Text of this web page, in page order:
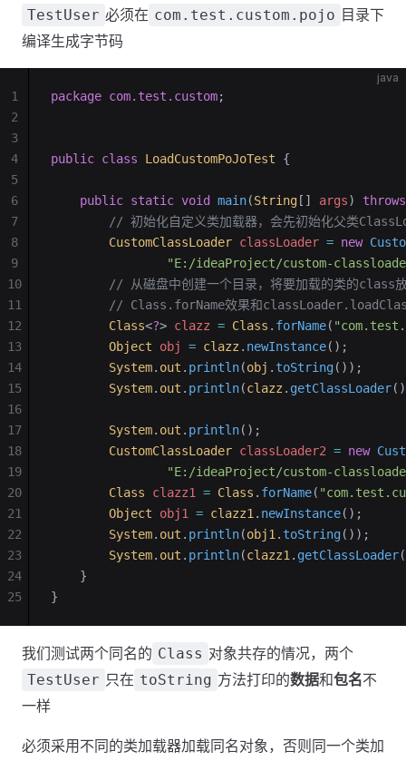
TestUser 必须在 com.test.custom.pojo 目录下
编译生成字节码
java
package com.test.custom;
public class LoadCustomPoJoTest {
    public
static void main(String [] args)
throws
// 初始化自定义类加载器，会先初始化父类
        CustomClassLoader
classLoader = new
"E:/ideaProject/custom-
// 从磁盘中创建一个目录，将要加载的类的class
// Class.forName效果和
        Class
<?> clazz = Class . forName(
        Object
obj = clazz . newInstance();
        System
. out . println(obj .toString());
        System
. out . println(clazz . getClassLoader
        System
. out . println();
        CustomClassLoader
classLoader2 = new
"E:/ideaProject/custom-
        Class
clazz1 = Class . forName(
        Object
obj1 = clazz1 . newInstance();
        System
. out . println(obj1 .toString());
        System
. out . println(clazz1 . getClassLoader
    }
}
1
2
3
4
5
6
7
8
9
10
11
12
13
14
15
16
17
18
19
20
21
22
23
24
25
我们测试两个同名的 Class 对象共存的情况，两个
TestUser 只在 toString 方法打印的数据和包名不
一样
必须采用不同的类加载器加载同名对象，否则同一个类加